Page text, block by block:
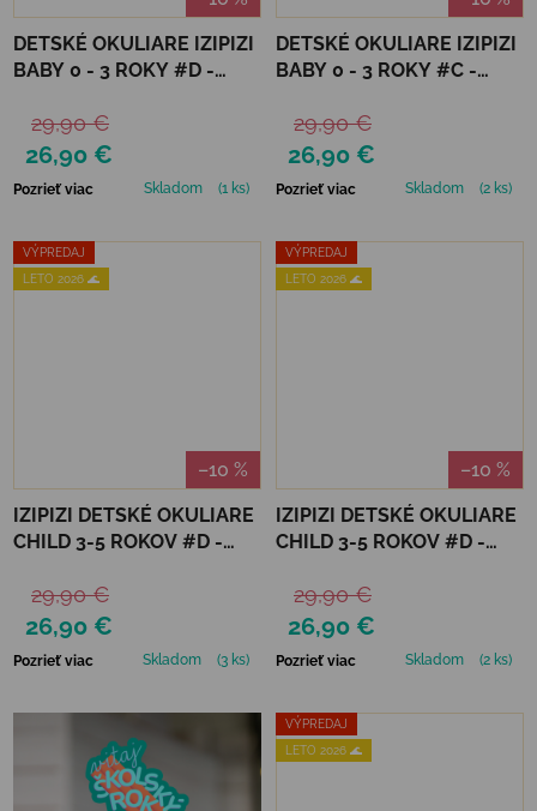
DETSKÉ OKULIARE IZIPIZI
BABY 0 - 3 ROKY #D -
26,90 €
29,90 €
Pozrieť viac Skladom (1 ks)
DETSKÉ OKULIARE IZIPIZI
BABY 0 - 3 ROKY #C -
26,90 €
29,90 €
Pozrieť viac Skladom (2 ks)
VÝPREDAJ
LETO 2026 🌊
–10 %
IZIPIZI DETSKÉ OKULIARE
CHILD 3-5 ROKOV #D -
26,90 €
29,90 €
Pozrieť viac Skladom (3 ks)
VÝPREDAJ
LETO 2026 🌊
–10 %
IZIPIZI DETSKÉ OKULIARE
CHILD 3-5 ROKOV #D -
26,90 €
29,90 €
Pozrieť viac Skladom (2 ks)
VÝPREDAJ
LETO 2026 🌊